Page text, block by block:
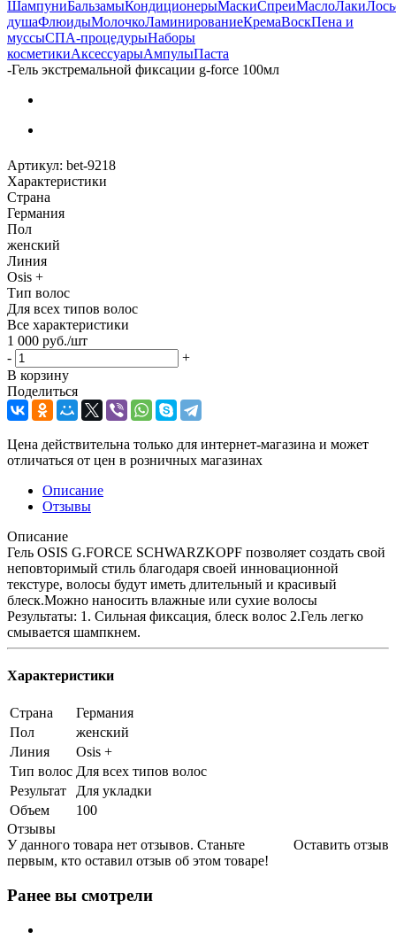
ШампуниБальзамыКондиционерыМаскиСпреиМаслоЛаки
душаФлюидыМолочкоЛаминированиеКремаВоскПена и
муссыСПА-процедурыНаборы
косметикиАксессуарыАмпулыПаста
-Гель экстремальной фиксации g-force 100мл
Артикул: bet-9218
Характеристики
Страна
Германия
Пол
женский
Линия
Osis +
Тип волос
Для всех типов волос
Все характеристики
1 000 руб./шт
-
+
В корзину
Поделиться
Цена действительна только для интернет-магазина и может
отличаться от цен в розничных магазинах
Описание
Отзывы
Описание
Гель OSIS G.FORCE SCHWARZKOPF позволяет создать свой
неповторимый стиль благодаря своей инновационной
текстуре, волосы будут иметь длительный и красивый
блеск.Можно наносить влажные или сухие волосы
Результаты: 1. Сильная фиксация, блеск волос 2.Гель легко
смывается шампкнем.
Характеристики
Страна
Германия
Пол
женский
Линия
Osis +
Тип волос Для всех типов волос
Результат
Для укладки
Объем
100
Отзывы
Оставить отзыв
У данного товара нет отзывов. Станьте
первым, кто оставил отзыв об этом товаре!
Ранее вы смотрели